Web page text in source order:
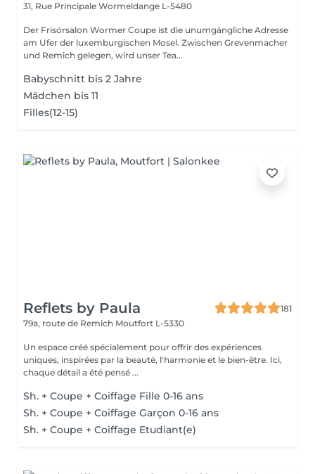
31, Rue Principale Wormeldange L-5480
Der Frisörsalon Wormer Coupe ist die unumgängliche Adresse
am Ufer der luxemburgischen Mosel. Zwischen Grevenmacher
und Remich gelegen, wird unser Tea...
Babyschnitt bis 2 Jahre
Mädchen bis 11
Filles(12-15)
Reflets by Paula
181
79a, route de Remich Moutfort L-5330
Un espace créé spécialement pour offrir des expériences
uniques, inspirées par la beauté, l'harmonie et le bien-être. Ici,
chaque détail a été pensé ...
Sh. + Coupe + Coiffage Fille 0-16 ans
Sh. + Coupe + Coiffage Garçon 0-16 ans
Sh. + Coupe + Coiffage Etudiant(e)